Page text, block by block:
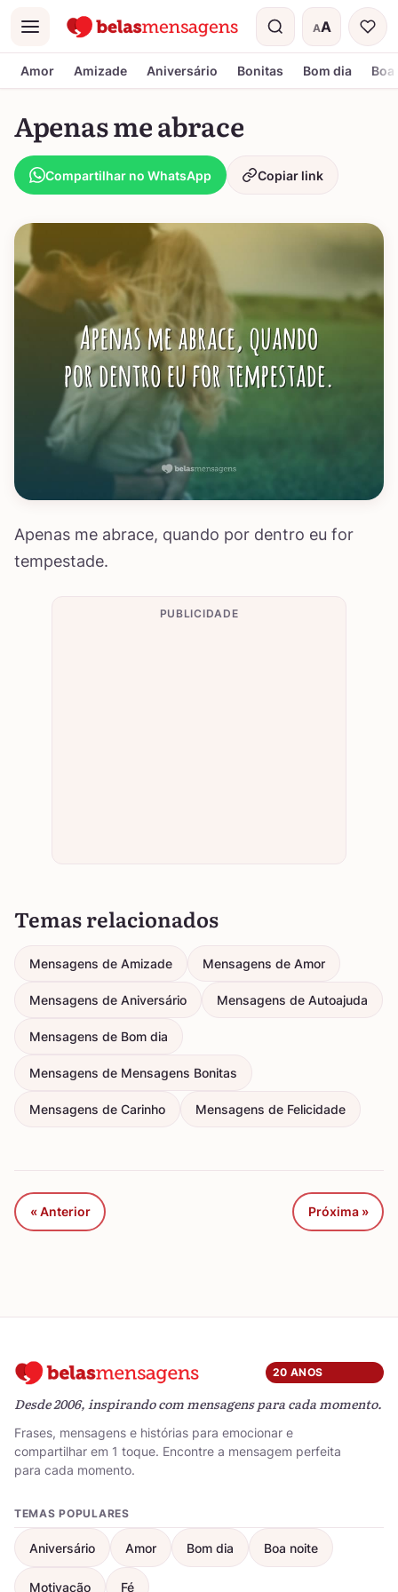
Menu AA
Tamanho do
Amor Amizade Aniversário Bonitas Bom dia
Apenas me abrace
Compartilhar no WhatsApp Copiar link
Apenas me abrace, quando por dentro eu for
tempestade.
PUBLICIDADE
Temas relacionados
Mensagens de Amizade Mensagens de Amor
Mensagens de Aniversário Mensagens de Autoajuda
Mensagens de Bom dia
Mensagens de Mensagens Bonitas
Mensagens de Carinho Mensagens de Felicidade
« Anterior Próxima »
20 ANOS
Desde 2006, inspirando com mensagens para cada momento.
Frases, mensagens e histórias para emocionar e
compartilhar em 1 toque. Encontre a mensagem perfeita
para cada momento.
TEMAS POPULARES
Aniversário Amor Bom dia Boa noite
Motivação Fé